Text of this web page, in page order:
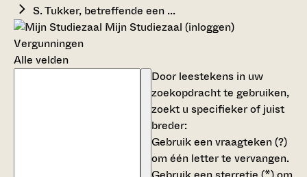
S. Tukker, betreffende een ...
Mijn Studiezaal (inloggen)
Vergunningen
Alle velden
Door leestekens in uw
zoekopdracht te gebruiken,
zoekt u specifieker of juist
breder:
Gebruik eenvraagteken (?)
om één letter te vervangen.